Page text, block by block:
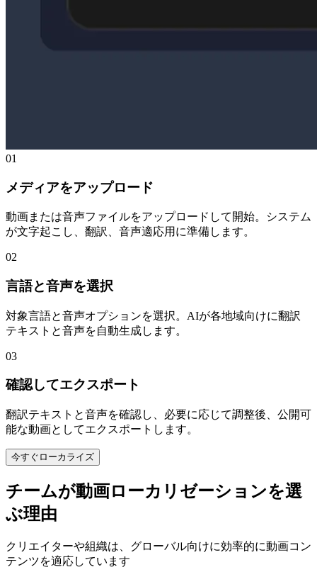
01
メディアをアップロード
動画または音声ファイルをアップロードして開始。システム
が文字起こし、翻訳、音声適応用に準備します。
02
言語と音声を選択
対象言語と音声オプションを選択。AIが各地域向けに翻訳
テキストと音声を自動生成します。
03
確認してエクスポート
翻訳テキストと音声を確認し、必要に応じて調整後、公開可
能な動画としてエクスポートします。
今すぐローカライズ
チームが動画ローカリゼーションを選
ぶ理由
クリエイターや組織は、グローバル向けに効率的に動画コン
テンツを適応しています